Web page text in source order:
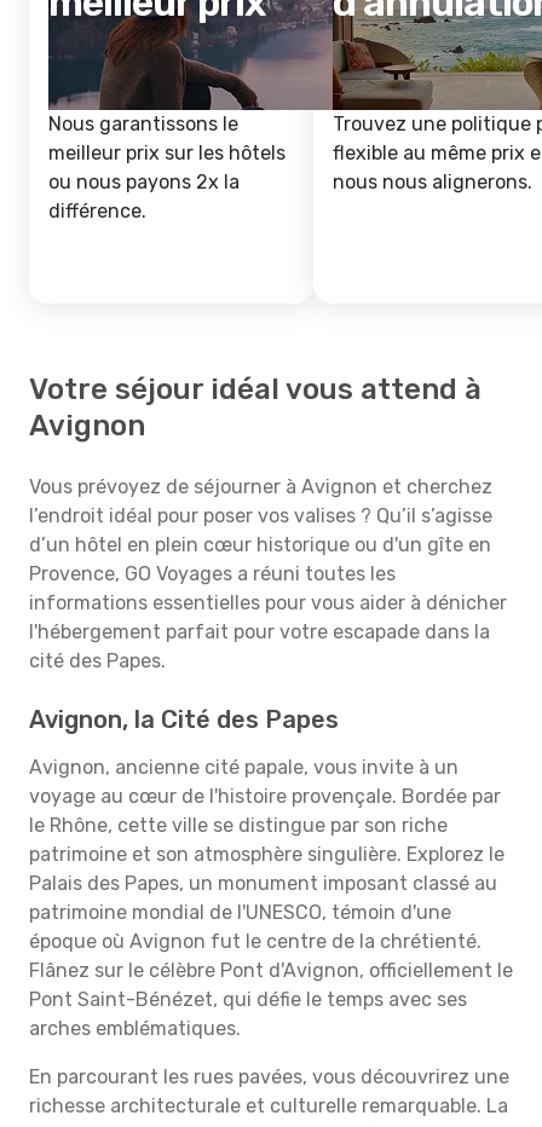
Nous garantissons le
meilleur prix sur les hôtels
ou nous payons 2x la
différence.
Trouvez une politique
flexible au même prix
nous nous alignerons.
Votre séjour idéal vous attend à
Avignon
Vous prévoyez de séjourner à Avignon et cherchez
l’endroit idéal pour poser vos valises ? Qu’il s’agisse
d’un hôtel en plein cœur historique ou d'un gîte en
Provence, GO Voyages a réuni toutes les
informations essentielles pour vous aider à dénicher
l'hébergement parfait pour votre escapade dans la
cité des Papes.
Avignon, la Cité des Papes
Avignon, ancienne cité papale, vous invite à un
voyage au cœur de l'histoire provençale. Bordée par
le Rhône, cette ville se distingue par son riche
patrimoine et son atmosphère singulière. Explorez le
Palais des Papes, un monument imposant classé au
patrimoine mondial de l'UNESCO, témoin d'une
époque où Avignon fut le centre de la chrétienté.
Flânez sur le célèbre Pont d'Avignon, officiellement le
Pont Saint-Bénézet, qui défie le temps avec ses
arches emblématiques.
En parcourant les rues pavées, vous découvrirez une
richesse architecturale et culturelle remarquable. La